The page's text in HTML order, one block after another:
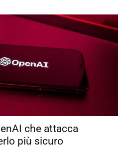
che attacca
più sicuro